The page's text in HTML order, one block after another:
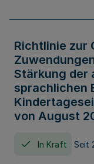
Richtlinie zur
Stärkung der
sprachlichen
von August
In Kraft Seit